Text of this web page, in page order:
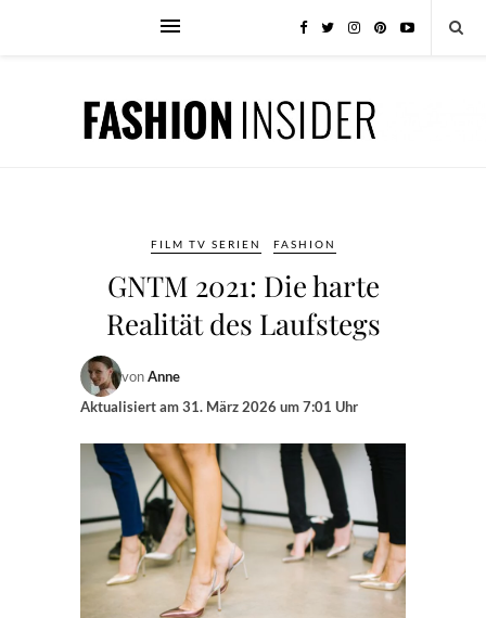
FILM TV SERIEN FASHION
GNTM 2021: Die harte
Realität des Laufstegs
vonAnne
Aktualisiert am31. März 2026 um 7:01 Uhr